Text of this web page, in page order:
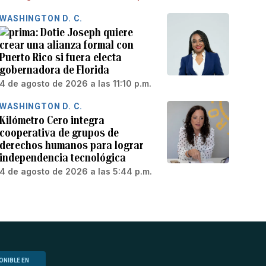
WASHINGTON D. C.
Dotie Joseph quiere
crear una alianza formal con
Puerto Rico si fuera electa
gobernadora de Florida
4 de agosto de 2026 a las 11:10 p.m.
WASHINGTON D. C.
Kilómetro Cero integra
cooperativa de grupos de
derechos humanos para lograr
independencia tecnológica
4 de agosto de 2026 a las 5:44 p.m.
EN